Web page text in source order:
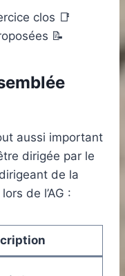
clos 📑
📝
aussi important
dirigée par le
de la
de l’AG :